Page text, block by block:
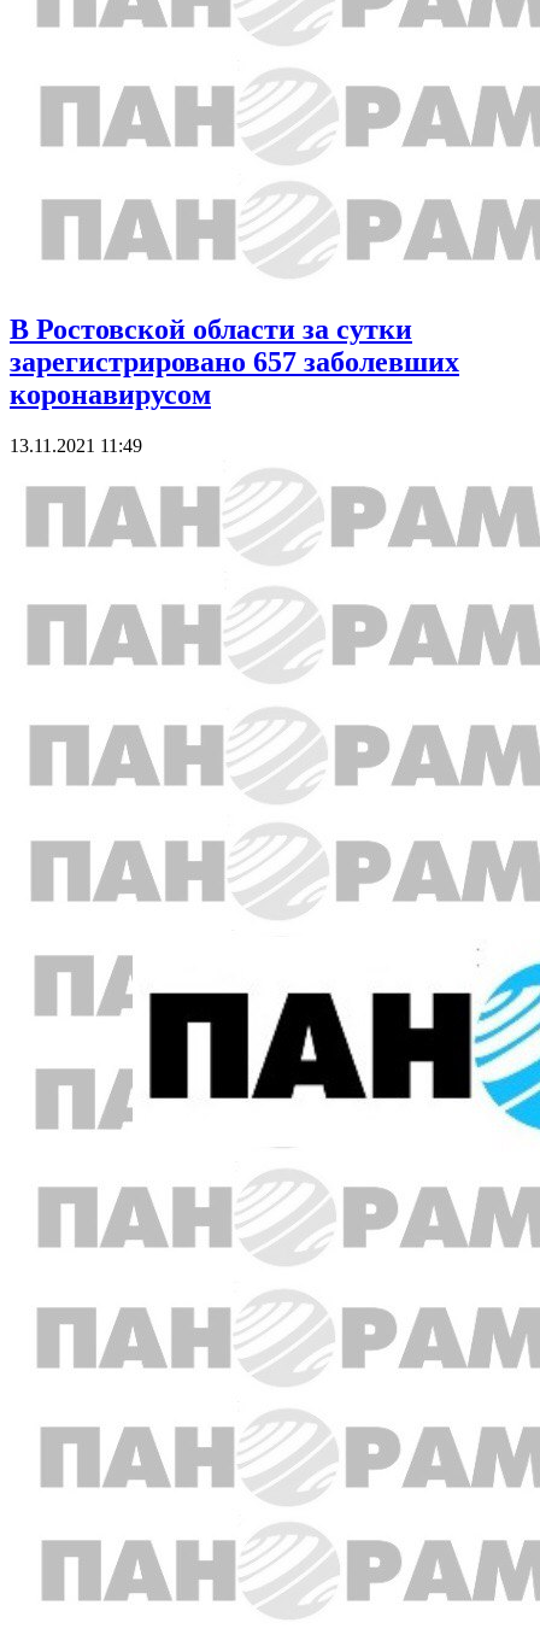
В Ростовской области за сутки
зарегистрировано 657 заболевших
коронавирусом
13.11.2021 11:49